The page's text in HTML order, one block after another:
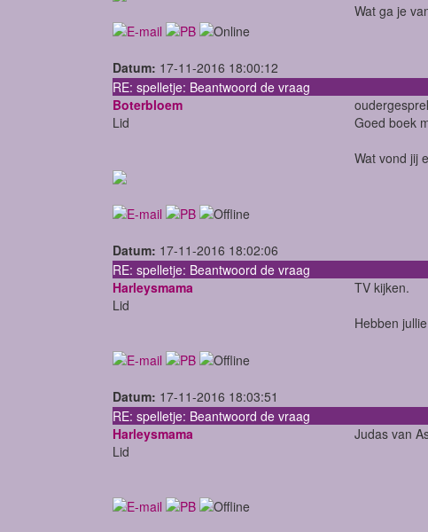
Wat ga je
Datum: 17-11-2016 18:00:12
RE: spelletje: Beantwoord de vraag
Boterbloem
Lid
Goed boek
Wat vond jij
Datum: 17-11-2016 18:02:06
RE: spelletje: Beantwoord de vraag
Harleysmama
Lid
TV kijken.
Hebben
Datum: 17-11-2016 18:03:51
RE: spelletje: Beantwoord de vraag
Harleysmama
Lid
Judas van